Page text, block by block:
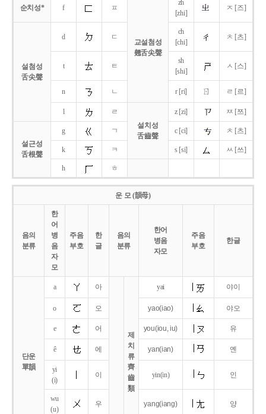
순치성* f ㅍ
교설첨성
翹舌尖聲
zh
[zhi]
ㅈ [즈]
설첨성
舌尖聲
d ㄷ
ch
[chi]
ㅊ [츠]
t ㅌ
sh
[shi]
ㅅ [스]
n ㄴ r [ri] ㄖ ㄹ [르]
l
ㄹ
설치성
舌齒聲
z [zi] ㅉ [쯔]
설근성
舌根聲
g ㄱ c [ci] ㅊ [츠]
k ㅋ s [si] ㅆ [쓰]
h ㅎ
운 모 (韻母)
음의
분류
한
어
병
음
자
모
주음
부호
한
글
음의
분류
한어
병음
자모
주음
부호
한글
단운
單韻
a 아
제
치
류
齊
齒
類
yai 야이
o 오 yao(iao) 야오
e 어 you(iou,iu) 유
ê 에 yan(ian) 옌
yi
(i)
이 yin(in) 인
wu
(u)
우 yang(iang) 양